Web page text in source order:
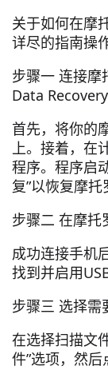
关于如何在摩
详尽的指南操
步骤一 连接
Data Recovery
首先，将你的
上。接着，在
程序。程序启
复”以恢复摩托
步骤二 在摩托
成功连接手机
找到并启用
步骤三 选择需
在选择扫描文
件”选项，然后